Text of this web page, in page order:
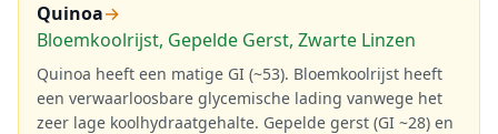
Quinoa→
Bloemkoolrijst, Gepelde Gerst, Zwarte Linzen
Quinoa heeft een matige GI (~53). Bloemkoolrijst heeft
een verwaarloosbare glycemische lading vanwege het
zeer lage koolhydraatgehalte. Gepelde gerst (GI ~28) en